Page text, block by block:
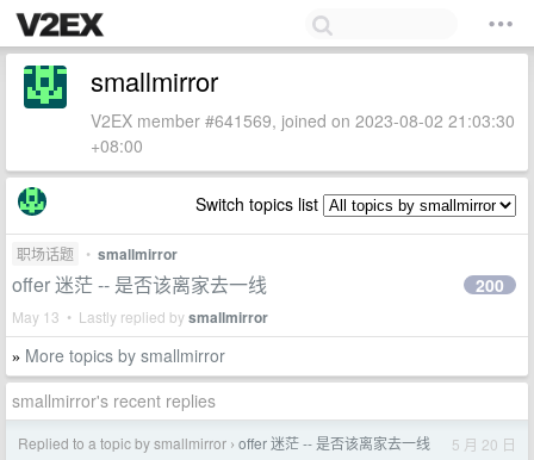
smallmirror
V2EX member #641569, joined on 2023-08-02 21:03:30
+08:00
Switch topics list
职场话题 • smallmirror
offer 迷茫 -- 是否该离家去一线
May 13 • Lastly replied bysmallmirror
200
» More topics by smallmirror
smallmirror's recent replies
Replied to a topic by smallmirror › offer 迷茫 -- 是否该离家去一线 5 月 20 日